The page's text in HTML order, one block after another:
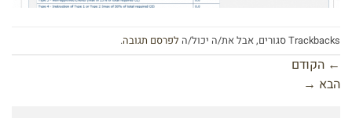
Trackbacks סגורים, אבל את/ה יכול/ה לפרסם תגובה.
← הקודם
הבא →